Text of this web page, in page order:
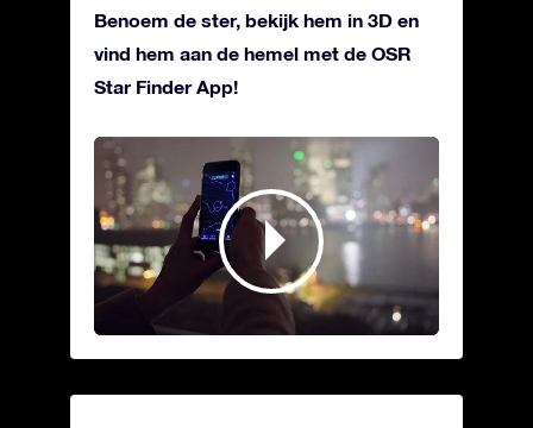
Benoem de ster, bekijk hem in 3D en
vind hem aan de hemel met de OSR
Star Finder App!